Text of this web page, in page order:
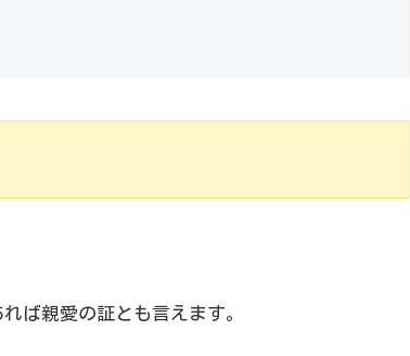
ば親愛の証とも言えます。